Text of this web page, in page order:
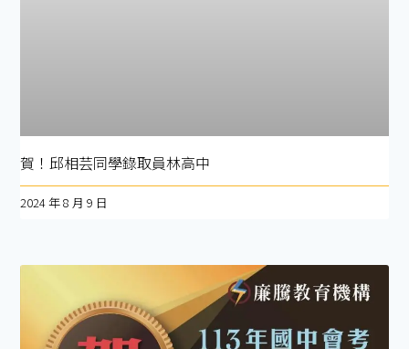
賀！邱相芸同學錄取員林高中
2024 年 8 月 9 日